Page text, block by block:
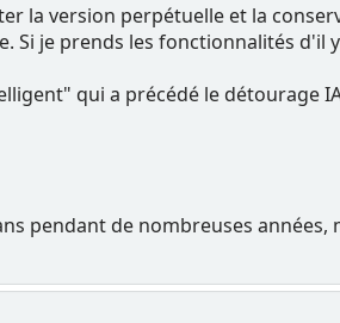
la version perpétuelle et la
Si je prends les fonctionnalités d'il
qui a précédé le détourage
pendant de nombreuses